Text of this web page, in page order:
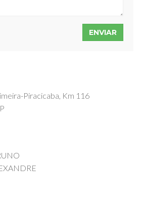
ENVIAR
Piracicaba, Km 116